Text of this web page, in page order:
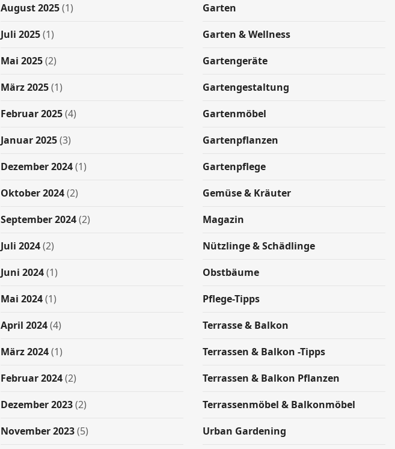
August 2025(1)
Juli 2025(1)
Mai 2025(2)
März 2025(1)
Februar 2025(4)
Januar 2025(3)
Dezember 2024(1)
Oktober 2024(2)
September 2024(2)
Juli 2024(2)
Juni 2024(1)
Mai 2024(1)
April 2024(4)
März 2024(1)
Februar 2024(2)
Dezember 2023(2)
November 2023(5)
Garten
Garten & Wellness
Gartengeräte
Gartengestaltung
Gartenmöbel
Gartenpflanzen
Gartenpflege
Gemüse & Kräuter
Magazin
Nützlinge & Schädlinge
Obstbäume
Pflege-Tipps
Terrasse & Balkon
Terrassen & Balkon -Tipps
Terrassen & Balkon Pflanzen
Terrassenmöbel & Balkonmöbel
Urban Gardening